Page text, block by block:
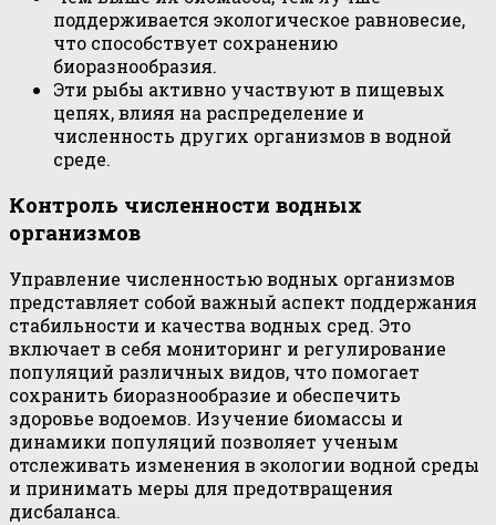
поддерживается экологическое равновесие,
что способствует сохранению
биоразнообразия.
Эти рыбы активно участвуют в пищевых
цепях, влияя на распределение и
численность других организмов в водной
среде.
Контроль численности водных
организмов
Управление численностью водных организмов
представляет собой важный аспект поддержания
стабильности и качества водных сред. Это
включает в себя мониторинг и регулирование
популяций различных видов, что помогает
сохранить биоразнообразие и обеспечить
здоровье водоемов. Изучение биомассы и
динамики популяций позволяет ученым
отслеживать изменения в экологии водной среды
и принимать меры для предотвращения
дисбаланса.